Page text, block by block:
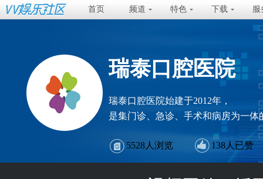
首页 频道 特色 下载 服
瑞泰口腔医院
瑞泰口腔医院始建于2012年，
是集门诊、急诊、手术和病房为一
5528 人浏览 138 人已赞